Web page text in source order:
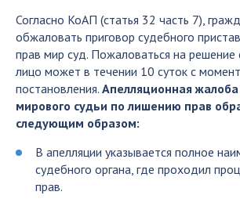
Согласно КоАП (статья 32 часть 7),
обжаловать приговор судебного
прав мир суд. Пожаловаться на решение
лицо может в течении 10 суток с
постановления. Апелляционная
мирового судьи по лишению прав
следующим образом:
В апелляции указывается полное
судебного органа, где проходил
прав.